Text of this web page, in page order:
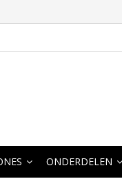
ONDERDELEN